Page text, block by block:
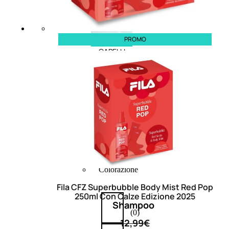
CAPELLI
Shampoo
Balsamo
Mousse
Olii Capelli
Maschere
Lozioni
Fiale
Sieri e Cristalli
Spray
Cera e Crema
Gel Capelli
Colorazione
Shampoo
PROMO
Fila CFZ Superbubble Body Mist Red Pop
250ml Con Calze Edizione 2025
(0)
12,99€